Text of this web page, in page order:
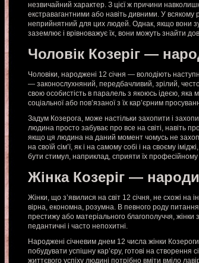
незвичайний характер. З цієї ж причини
екстравагантними або навіть дивними. У всякому
неприйнятний для цих людей. Однак, якщо вони
заземлює і врівноважує їх, вони можуть знайти
Чоловік Козеріг —
Чоловіки, народжені 12 січня — володіють
— законослухняний, передбачливий, зрілий,
свою особистість в паралель з якоюсь ідеєю, яка
соціальної або пов’язаної з їх кар’єрним
Задум Козерога, може настільки захопити і
людина просто забуває про все на світі, навіть
якщо ця людина на даний момент чомусь не
на своїй сім’ї, як і на самому собі і на своєму
бути стимул, наприклад, сприяти їх
Жінка Козеріг —
Жінки, що з’явилися на світ 12 січня, не схожі
вірна, економна, розумна. В певного роду
престижу або матеріального благополуччя, жінки
педантичні і часто непохитні.
Народжені січневим днем 12 числа жінки
побудувати успішну кар’єру, готові на створення
життєвого успіху людині потрібно вміти вміло